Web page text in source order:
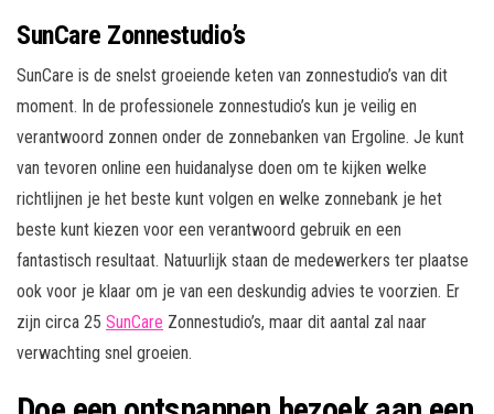
SunCare Zonnestudio’s
SunCare is de snelst groeiende keten van zonnestudio’s van dit
moment. In de professionele zonnestudio’s kun je veilig en
verantwoord zonnen onder de zonnebanken van Ergoline. Je kunt
van tevoren online een huidanalyse doen om te kijken welke
richtlijnen je het beste kunt volgen en welke zonnebank je het
beste kunt kiezen voor een verantwoord gebruik en een
fantastisch resultaat. Natuurlijk staan de medewerkers ter plaatse
ook voor je klaar om je van een deskundig advies te voorzien. Er
zijn circa 25 SunCare Zonnestudio’s, maar dit aantal zal naar
verwachting snel groeien.